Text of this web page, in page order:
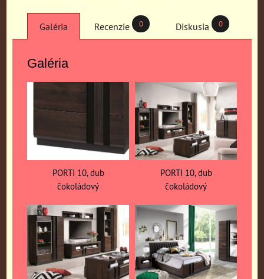
Galéria Recenzie 0 Diskusia 0
Galéria
PORTI 10, dub
čokoládový
PORTI 10, dub
čokoládový